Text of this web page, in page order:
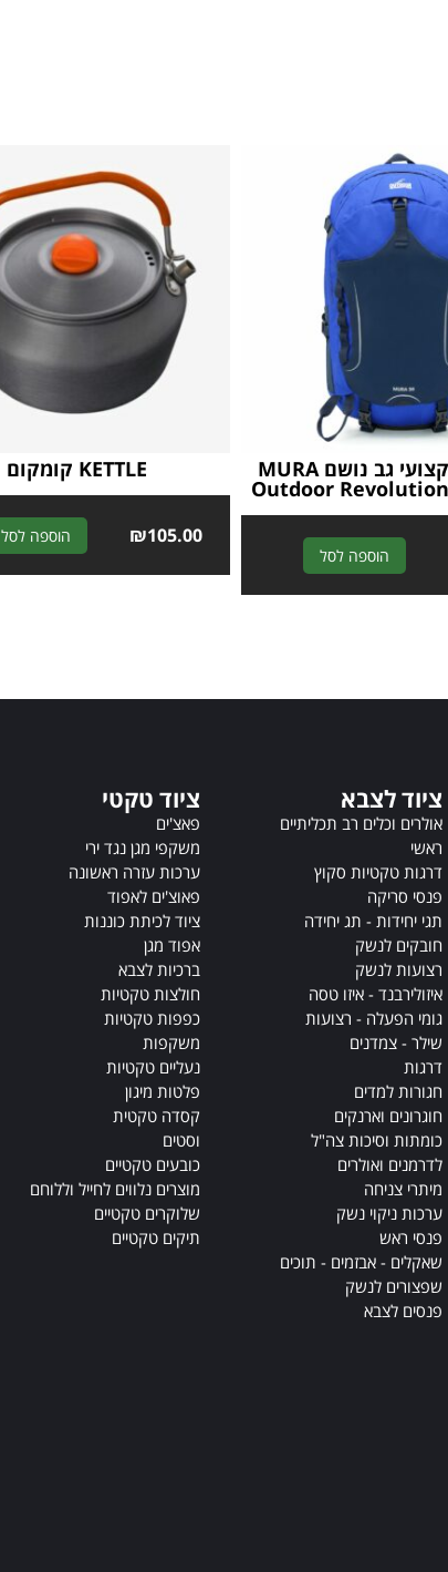
תיק יום מקצועי גב נושם MURA
הוספה לסל
t
a
:
KETTLE קומקום
₪105.00 הוספה לסל
ציוד לצבא
אולרים וכלים רב תכליתיים
ראשי
דרגות טקטיות סקוץ
פנסי סריקה
תגי יחידות - תג יחידה
חובקים לנשק
רצועות לנשק
איזולירבנד - איזו טסה
גומי הפעלה - רצועות
שילר - צמדנים
דרגות
חגורות למדים
חוגרונים וארנקים
כומתות וסיכות צה"ל
לדרמנים ואולרים
מיתרי צניחה
ערכות ניקוי נשק
פנסי ראש
שאקלים - אבזמים - תוכים
שפצורים לנשק
פנסים לצבא
ציוד טקטי
פאצ'ים
משקפי מגן נגד ירי
ערכות עזרה ראשונה
פאוצ'ים לאפוד
ציוד לכיתת כוננות
אפוד מגן
ברכיות לצבא
חולצות טקטיות
כפפות טקטיות
משקפות
נעליים טקטיות
פלטות מיגון
קסדה טקטית
וסטים
כובעים טקטיים
מוצרים נלווים לחייל וללוחם
שלוקרים טקטיים
תיקים טקטיים